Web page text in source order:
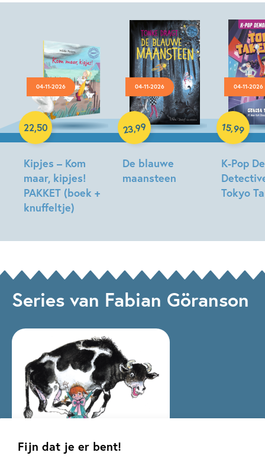
Fijn dat je er bent!
04-11-2026
Kipjes – Kom
maar, kipjes!
PAKKET (boek +
knuffeltje)
Peters
22,50
Hardcover
04-11-2026
De blauwe
maansteen
23,99
Hardcover
04-11-2026
K-Pop
Tokyo
Lidia
Katie
Campbell
15,99
Hardcover
Series van Fabian Göranson